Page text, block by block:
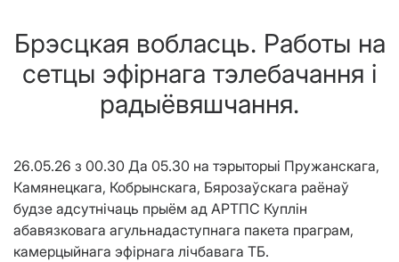
Брэсцкая вобласць. Работы на
сетцы эфірнага тэлебачання і
радыёвяшчання.
26.05.26 з 00.30 Да 05.30 на тэрыторыі Пружанскага,
Камянецкага, Кобрынскага, Бярозаўскага раёнаў
будзе адсутнічаць прыём ад АРТПС Куплін
абавязковага агульнадаступнага пакета праграм,
камерцыйнага эфірнага лічбавага ТБ.